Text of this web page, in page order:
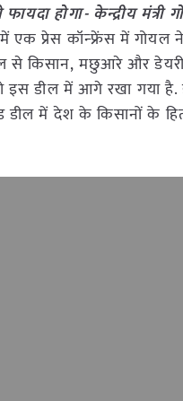
होगा- केन्द्रीय मंत्री
में एक प्रेस कॉन्फ्रेंस में गोयल
से किसान, मछुआरे और डेयरी
इस डील में आगे रखा गया
डील में देश के किसानों के